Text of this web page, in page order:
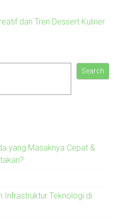
dan Tren Dessert Kuliner
Search
yang Masaknya Cepat &
Infrastruktur Teknologi di